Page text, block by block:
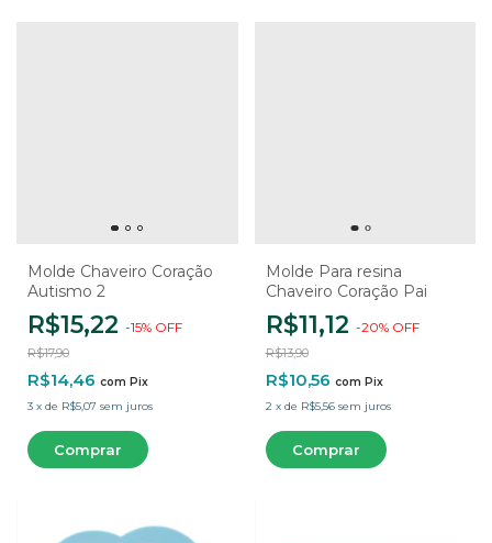
Molde Chaveiro Coração
Autismo 2
R$15,22 -15% OFF
R$17,90
R$14,46 com Pix
3 x de R$5,07 sem juros
Molde Para resina
Chaveiro Coração Pai
R$11,12 -20% OFF
R$13,90
R$10,56 com Pix
2 x de R$5,56 sem juros